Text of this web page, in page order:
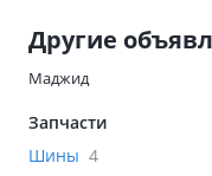
Другие
Маджид
Запчасти
Шины 4